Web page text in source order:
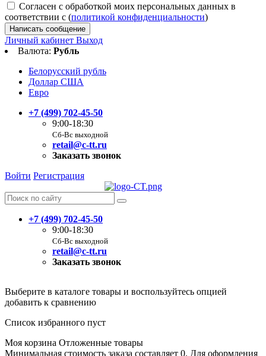
Согласен с обработкой моих персональных данных в
соответствии с (политикой конфиденциальности)
Написать сообщение
Личный кабинет Выход
Валюта: Рубль
Белорусский рубль
Доллар США
Евро
+7 (499) 702-45-50
9:00-18:30
Сб-Вс выходной
retail@c-tt.ru
Заказать звонок
Войти Регистрация
+7 (499) 702-45-50
9:00-18:30
Сб-Вс выходной
retail@c-tt.ru
Заказать звонок
Выберите в каталоге товары и воспользуйтесь опцией
добавить к сравнению
Список избранного пуст
Моя корзина Отложенные товары
Минимальная стоимость заказа составляет 0. Для оформления